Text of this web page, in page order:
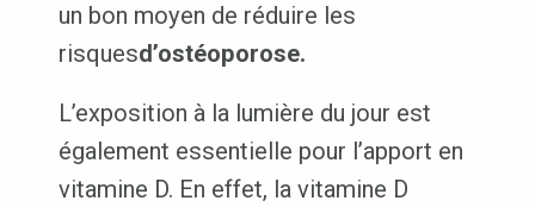
un bon moyen de réduire les
risquesd’ostéoporose.
L’exposition à la lumière du jour est
également essentielle pour l’apport en
vitamine D. En effet, la vitamine D